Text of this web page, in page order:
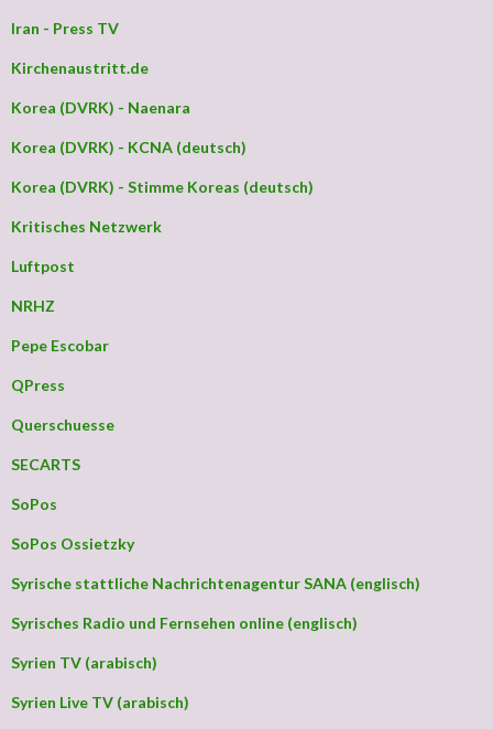
Iran - Press TV
Kirchenaustritt.de
Korea (DVRK) - Naenara
Korea (DVRK) - KCNA (deutsch)
Korea (DVRK) - Stimme Koreas (deutsch)
Kritisches Netzwerk
Luftpost
NRHZ
Pepe Escobar
QPress
Querschuesse
SECARTS
SoPos
SoPos Ossietzky
Syrische stattliche Nachrichtenagentur SANA (englisch)
Syrisches Radio und Fernsehen online (englisch)
Syrien TV (arabisch)
Syrien Live TV (arabisch)